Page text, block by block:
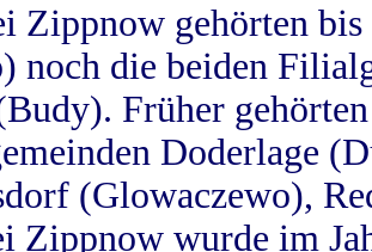
Zippnow gehörten
noch die beiden
Früher
Doderlage
(Glowaczewo),
Zippnow wurde im